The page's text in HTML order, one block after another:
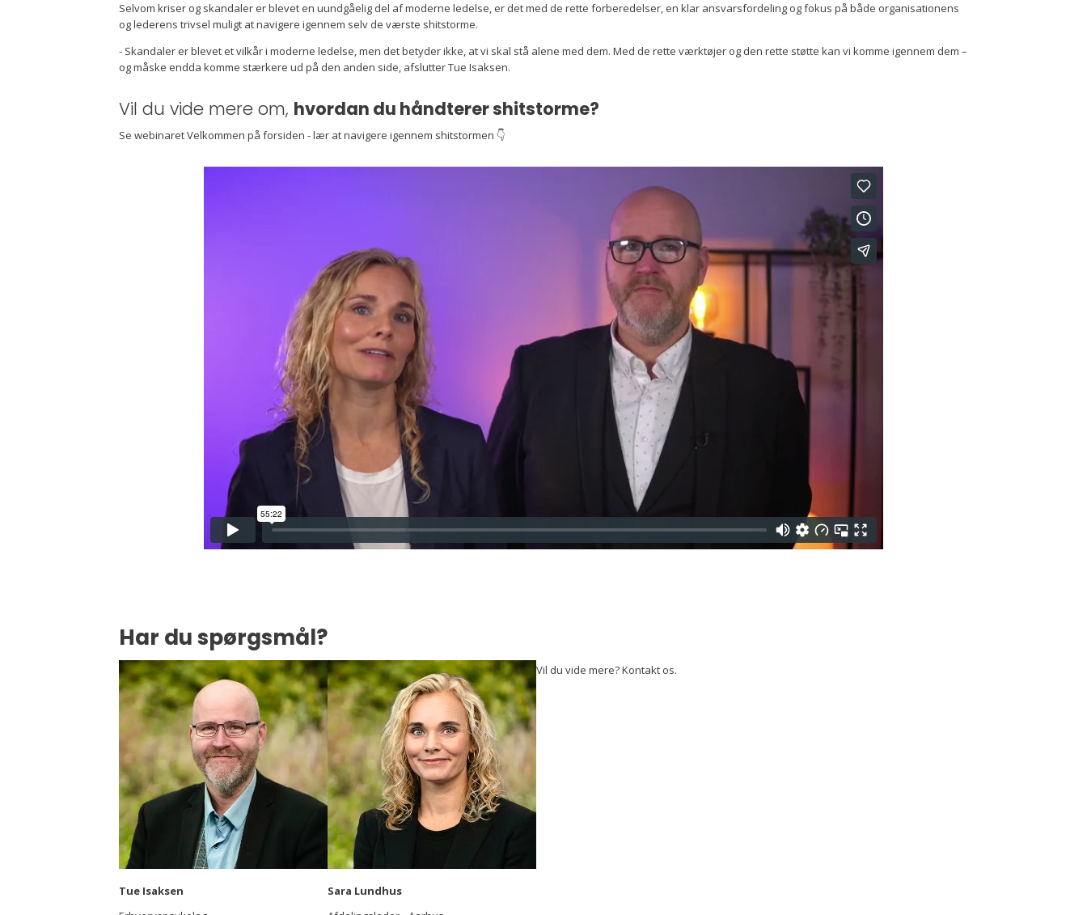
Selvom kriser og skandaler er blevet en uundgåelig del af moderne ledelse, er det med de rette forberedelser, en klar ansvarsfordeling og fokus på både organisationens
og lederens trivsel muligt at navigere igennem selv de værste shitstorme.
- Skandaler er blevet et vilkår i moderne ledelse, men det betyder ikke, at vi skal stå alene med dem. Med de rette værktøjer og den rette støtte kan vi komme igennem dem –
og måske endda komme stærkere ud på den anden side, afslutter Tue Isaksen.
Vil du vide mere om, hvordan du håndterer shitstorme?
Se webinaret Velkommen på forsiden - lær at navigere igennem shitstormen 👇
Har du spørgsmål?
Tue Isaksen
Sara Lundhus
Vil du vide mere? Kontakt os.